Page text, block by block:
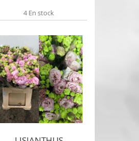
4 En stock